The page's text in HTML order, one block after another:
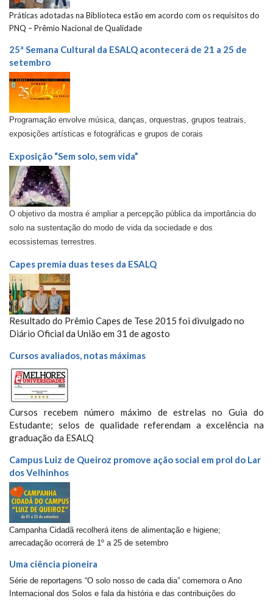
Práticas adotadas na Biblioteca estão em acordo com os requisitos do
PNQ – Prêmio Nacional de Qualidade
25ª Semana Cultural da ESALQ acontecerá de 21 a 25 de
setembro
Programação envolve música, danças, orquestras, grupos teatrais,
exposições artísticas e fotográficas e grupos de corais
Exposição “Sem solo, sem vida”
O objetivo da mostra é ampliar a percepção pública da importância do
solo na sustentação do modo de vida da sociedade e dos
ecossistemas terrestres.
Capes premia duas teses da ESALQ
Resultado do Prêmio Capes de Tese 2015 foi divulgado no
Diário Oficial da União em 31 de agosto
Cursos avaliados, notas máximas
Cursos recebem número máximo de estrelas no Guia do
Estudante; selos de qualidade referendam a excelência na
graduação da ESALQ
Campus Luiz de Queiroz promove ação social em prol do Lar
dos Velhinhos
Campanha Cidadã recolherá itens de alimentação e higiene;
arrecadação ocorrerá de 1º a 25 de setembro
Uma ciência pioneira
Série de reportagens “O solo nosso de cada dia” comemora o Ano
Internacional dos Solos e fala da história e das contribuições do